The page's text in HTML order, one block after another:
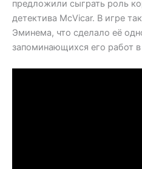
предложили сыграть роль
детектива McVicar. В игре
Эминема, что сделало её
запоминающихся его работ